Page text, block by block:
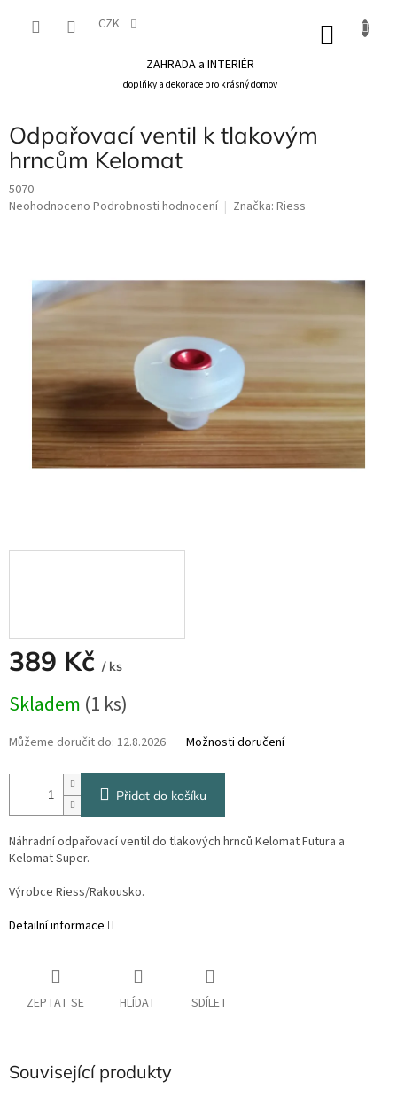
CZK
ZAHRADA a INTERIÉR
doplňky a dekorace pro krásný domov
Odpařovací ventil k tlakovým
hrncům Kelomat
5070
Průměrné
Neohodnoceno Podrobnosti hodnocení Značka: Riess
389 Kč / ks
cena:
Skladem (1 ks)
Můžeme doručit do: 12.8.2026 Možnosti doručení
Přidat do košíku
Náhradní odpařovací ventil do tlakových hrnců Kelomat Futura a
Kelomat Super.
Výrobce Riess/Rakousko.
Detailní informace
ZEPTAT SE HLÍDAT SDÍLET
Související produkty